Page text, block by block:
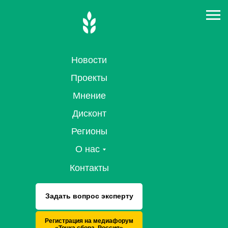
Новости
Проекты
Мнение
Дисконт
Регионы
О нас
Контакты
Задать вопрос эксперту
Регистрация на медиафорум